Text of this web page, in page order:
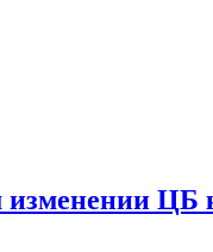
изменении ЦБ